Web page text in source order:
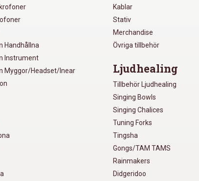
Handhållna
Instrument
Myggor/Headset/Inear
Kablar
Stativ
Merchandise
Övriga tillbehör
Ljudhealing
Tillbehör Ljudhealing
Singing Bowls
Singing Chalices
Tuning Forks
Tingsha
Gongs/TAM TAMS
Rainmakers
Didgeridoo